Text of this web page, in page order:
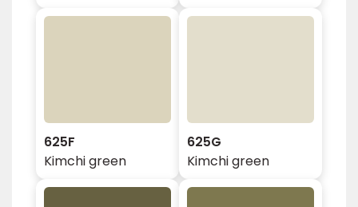
625F
Kimchi green
625G
Kimchi green